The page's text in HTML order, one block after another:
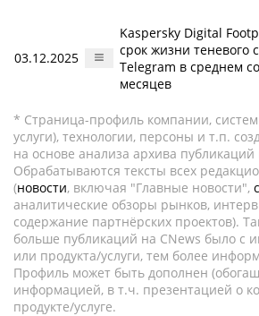
03.12.2025
Kaspersky Digital
срок жизни теневого
Telegram в среднем
месяцев
* Страница-профиль компании,
услуги), технологии, персоны и т.п.
на основе анализа архива публикаций
Обрабатываются тексты всех
(новости, включая "Главные новости",
аналитические обзоры рынков,
содержание партнёрских проектов).
больше публикаций на CNews было с
или продукта/услуги, тем более
Профиль может быть дополнен
информацией, в т.ч. презентацией о
продукте/услуге.